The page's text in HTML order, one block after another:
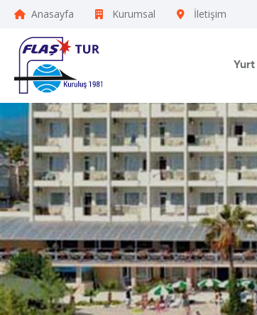
Anasayfa Kurumsal İletişim